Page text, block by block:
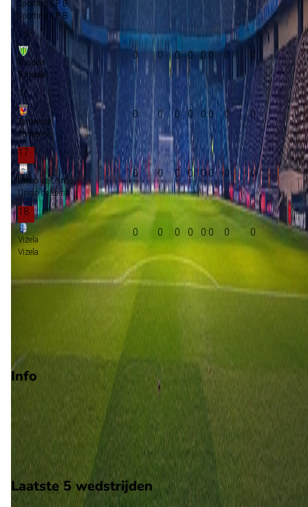
Sporting CP B
Sporting CP B
15
Tondela
Tondela
0 0 0 0 0:0 0 0
16
Torreense
Torreense
0 0 0 0 0:0 0 0
17
Uniao de Leiria
Uniao de Leiria
0 0 0 0 0:0 0 0
18
Vizela
Vizela
0 0 0 0 0:0 0 0
Promotie
Info
Op 25 oktober 2026 gaat AVS Futebol SAD de strijd aan met
Tondela. De wedstrijd wordt afgetrapt om 17:00 en wordt
gespeeld in de Segunda Liga.
Stadion: Onbekend
Scheidsrechter: Onbekend
Laatste 5 wedstrijden
H2H